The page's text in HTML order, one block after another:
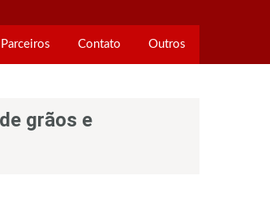
Parceiros Contato Outros
grãos e